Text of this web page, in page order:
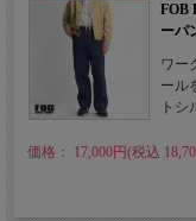
FOB
ーパ
ワー
ール
ト
価格： 17,000円(税込